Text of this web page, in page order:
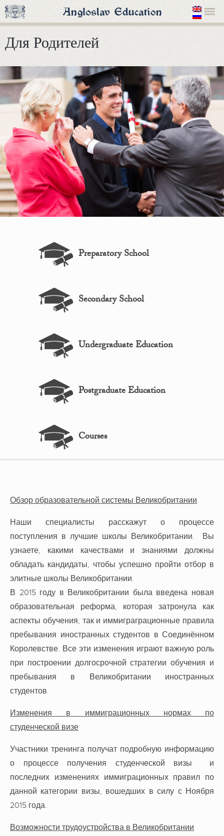
Для Родителей
Preparatory School
Secondary School
Undergraduate Education
Postgraduate Education
Courses
Обзор образовательной системы Великобритании
Наши специалисты расскажут о процессе
поступления в лучшие школы Великобритании. Вы
узнаете, какими качествами и знаниями должны
обладать кандидаты, чтобы успешно пройти отбор в
элитные школы Великобритании.
В 2015 году в Великобритании была введена новая
образовательная реформа, которая затронула как
аспекты обучения, так и иммиграграционные правила
пребывания иностранных студентов в Соединённом
Королевстве. Все эти изменения играют важную роль
при построении долгосрочной стратегии обучения и
пребывания в Великобритании иностранных
студентов.
Изменения в иммиграционных нормах по
студенческой визе
Участники тренинга получат подробную информацию
о процессе получения студенческой визы и
последних изменениях иммиграционных правил по
данной категории визы, вошедших в силу с Ноября
2015 года.
Возможности трудоустройства в Великобритании